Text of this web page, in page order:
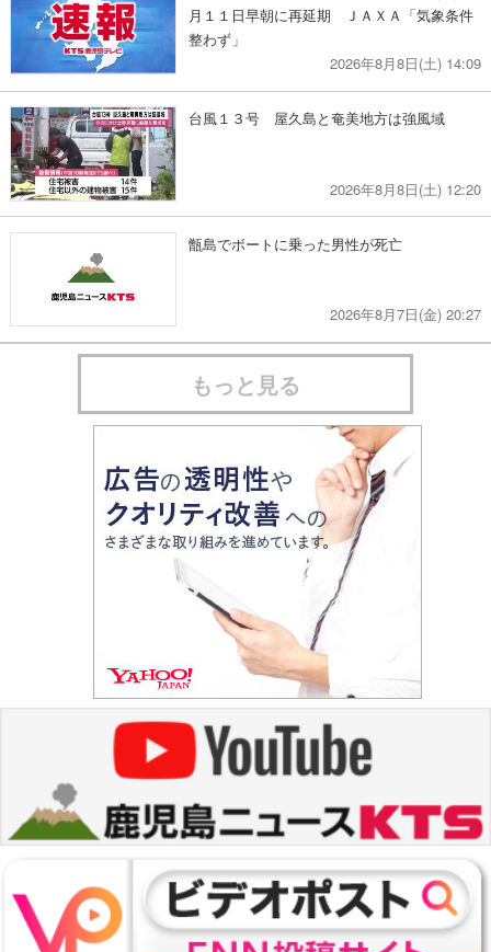
月１１日早朝に再延期 ＪＡＸＡ「気象条件
整わず」
2026年8月8日(土) 14:09
台風１３号 屋久島と奄美地方は強風域
2026年8月8日(土) 12:20
甑島でボートに乗った男性が死亡
2026年8月7日(金) 20:27
もっと見る